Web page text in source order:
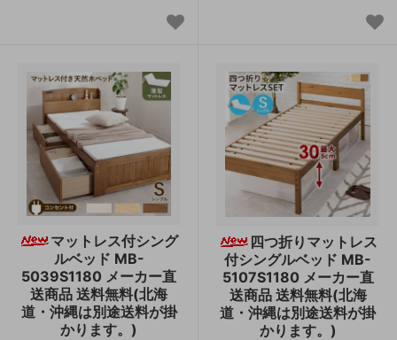
マットレス付シング
ルベッド MB-
5039S1180 メーカー直
送商品 送料無料(北海
道・沖縄は別途送料が掛
かります。)
四つ折りマットレス
付シングルベッド MB-
5107S1180 メーカー直
送商品 送料無料(北海
道・沖縄は別途送料が掛
かります。)